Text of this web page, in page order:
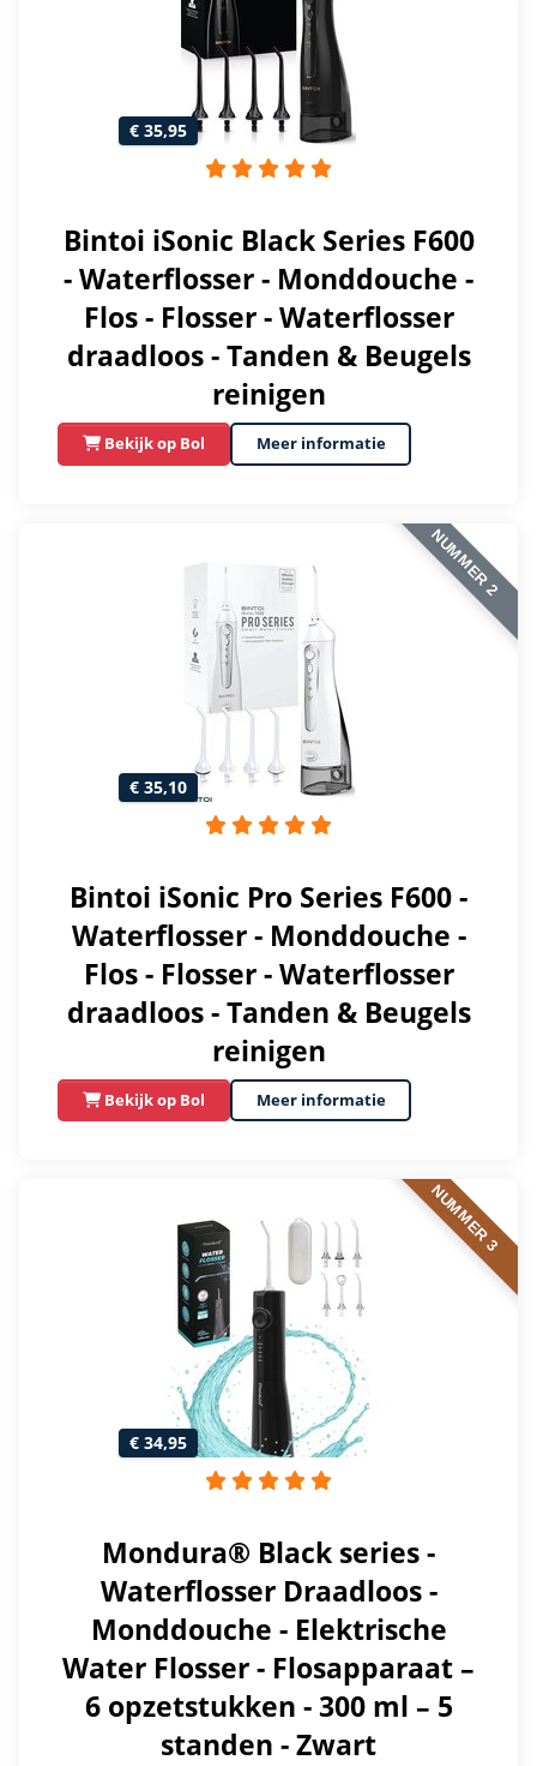
€ 35,95
Bintoi iSonic Black Series F600
- Waterflosser - Monddouche -
Flos - Flosser - Waterflosser
draadloos - Tanden & Beugels
reinigen
Bekijk op Bol Meer informatie
NUMMER 2
€ 35,10
Bintoi iSonic Pro Series F600 -
Waterflosser - Monddouche -
Flos - Flosser - Waterflosser
draadloos - Tanden & Beugels
reinigen
Bekijk op Bol Meer informatie
NUMMER 3
€ 34,95
Mondura® Black series -
Waterflosser Draadloos -
Monddouche - Elektrische
Water Flosser - Flosapparaat –
6 opzetstukken - 300 ml – 5
standen - Zwart